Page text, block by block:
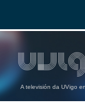
A televisión da UVigo